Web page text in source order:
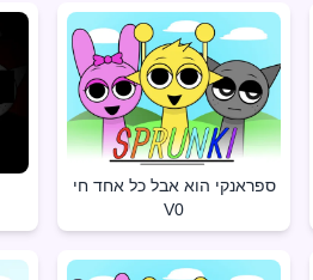
ספראנקי הוא אבל כל אחד חי
V0